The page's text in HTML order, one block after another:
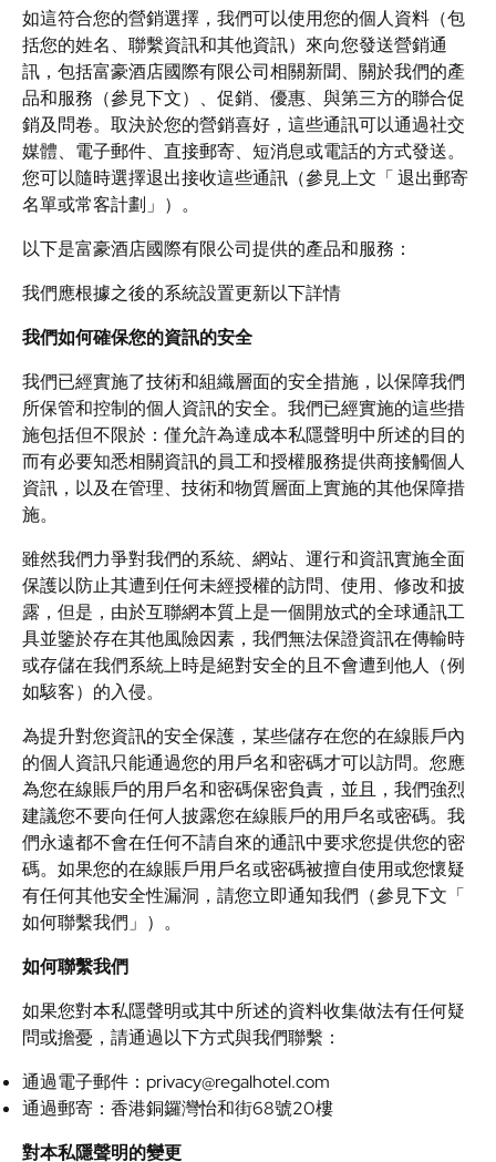
如這符合您的營銷選擇，我們可以使用您的個人資料（包
括您的姓名、聯繫資訊和其他資訊）來向您發送營銷通
訊，包括富豪酒店國際有限公司相關新聞、關於我們的產
品和服務（參見下文）、促銷、優惠、與第三方的聯合促
銷及問卷。取決於您的營銷喜好，這些通訊可以通過社交
媒體、電子郵件、直接郵寄、短消息或電話的方式發送。
您可以隨時選擇退出接收這些通訊（參見上文「退出郵寄
名單或常客計劃」）。
以下是富豪酒店國際有限公司提供的產品和服務：
我們應根據之後的系統設置更新以下詳情
我們如何確保您的資訊的安全
我們已經實施了技術和組織層面的安全措施，以保障我們
所保管和控制的個人資訊的安全。我們已經實施的這些措
施包括但不限於：僅允許為達成本私隱聲明中所述的目的
而有必要知悉相關資訊的員工和授權服務提供商接觸個人
資訊，以及在管理、技術和物質層面上實施的其他保障措
施。
雖然我們力爭對我們的系統、網站、運行和資訊實施全面
保護以防止其遭到任何未經授權的訪問、使用、修改和披
露，但是，由於互聯網本質上是一個開放式的全球通訊工
具並鑒於存在其他風險因素，我們無法保證資訊在傳輸時
或存儲在我們系統上時是絕對安全的且不會遭到他人（例
如駭客）的入侵。
為提升對您資訊的安全保護，某些儲存在您的在線賬戶內
的個人資訊只能通過您的用戶名和密碼才可以訪問。您應
為您在線賬戶的用戶名和密碼保密負責，並且，我們強烈
建議您不要向任何人披露您在線賬戶的用戶名或密碼。我
們永遠都不會在任何不請自來的通訊中要求您提供您的密
碼。如果您的在線賬戶用戶名或密碼被擅自使用或您懷疑
有任何其他安全性漏洞，請您立即通知我們（參見下文「
如何聯繫我們」）。
如何聯繫我們
如果您對本私隱聲明或其中所述的資料收集做法有任何疑
問或擔憂，請通過以下方式與我們聯繫：
通過電子郵件： privacy@regalhotel.com
通過郵寄：香港銅鑼灣怡和街68號20樓
對本私隱聲明的變更